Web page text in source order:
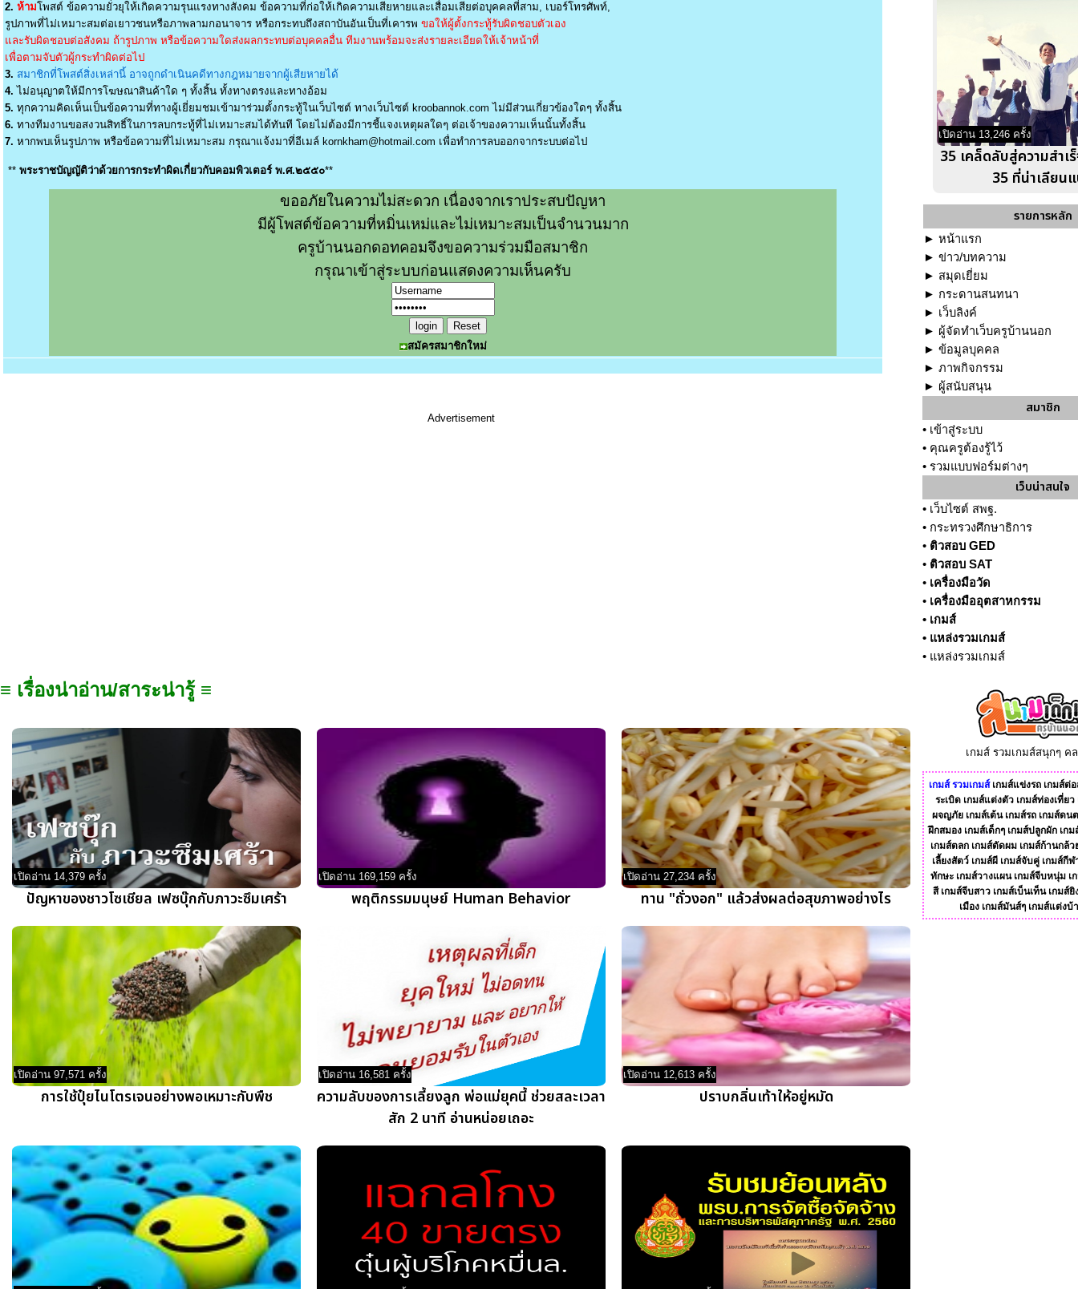
2. ห้ามโพสต์ ข้อความยั่วยุให้เกิดความรุนแรงทางสังคม ข้อความที่ก่อให้เกิดความเสียหายและเสื่อมเสียต่อบุคคลที่สาม, เบอร์โทรศัพท์,
รูปภาพที่ไม่เหมาะสมต่อเยาวชนหรือภาพลามกอนาจาร หรือกระทบถึงสถาบันอันเป็นที่เคารพ ขอให้ผู้ตั้งกระทู้รับผิดชอบตัวเอง
และรับผิดชอบต่อสังคม ถ้ารูปภาพ หรือข้อความใดส่งผลกระทบต่อบุคคลอื่น ทีมงานพร้อมจะส่งรายละเอียดให้เจ้าหน้าที่
เพื่อตามจับตัวผู้กระทำผิดต่อไป
3. สมาชิกที่โพสต์สิ่งเหล่านี้ อาจถูกดำเนินคดีทางกฎหมายจากผู้เสียหายได้
4. ไม่อนุญาตให้มีการโฆษณาสินค้าใด ๆ ทั้งสิ้น ทั้งทางตรงและทางอ้อม
5. ทุกความคิดเห็นเป็นข้อความที่ทางผู้เยี่ยมชมเข้ามาร่วมตั้งกระทู้ในเว็บไซต์ ทางเว็บไซต์ kroobannok.com ไม่มีส่วนเกี่ยวข้องใดๆ ทั้งสิ้น
6. ทางทีมงานขอสงวนสิทธิ์ในการลบกระทู้ที่ไม่เหมาะสมได้ทันที โดยไม่ต้องมีการชี้แจงเหตุผลใดๆ ต่อเจ้าของความเห็นนั้นทั้งสิ้น
7. หากพบเห็นรูปภาพ หรือข้อความที่ไม่เหมาะสม กรุณาแจ้งมาที่อีเมล์ kornkham@hotmail.com เพื่อทำการลบออกจากระบบต่อไป
** พระราชบัญญัติว่าด้วยการกระทำผิดเกี่ยวกับคอมพิวเตอร์ พ.ศ.๒๕๕๐**
ขออภัยในความไม่สะดวก เนื่องจากเราประสบปัญหา
มีผู้โพสต์ข้อความที่หมิ่นเหม่และไม่เหมาะสมเป็นจำนวนมาก
ครูบ้านนอกดอทคอมจึงขอความร่วมมือสมาชิก
กรุณาเข้าสู่ระบบก่อนแสดงความเห็นครับ
สมัครสมาชิกใหม่
Advertisement
≡ เรื่องน่าอ่าน/สาระน่ารู้ ≡
เปิดอ่าน 14,379 ครั้ง
ปัญหาของชาวโซเชียล เฟซบุ๊กกับภาวะซึมเศร้า
เปิดอ่าน 169,159 ครั้ง
พฤติกรรมมนุษย์ Human Behavior
เปิดอ่าน 27,234 ครั้ง
ทาน "ถั่วงอก" แล้วส่งผลต่อสุขภาพอย่างไร
เปิดอ่าน 97,571 ครั้ง
การใช้ปุ๋ยไนโตรเจนอย่างพอเหมาะกับพืช
เปิดอ่าน 16,581 ครั้ง
ความลับของการเลี้ยงลูก พ่อแม่ยุคนี้ ช่วยสละเวลา
สัก 2 นาที อ่านหน่อยเถอะ
เปิดอ่าน 12,613 ครั้ง
ปราบกลิ่นเท้าให้อยู่หมัด
เปิดอ่าน 13,246 ครั้ง
35 เคล็ดลับสู่ความสำเ
35 ที่น่าเลียน
รายการหลัก
► หน้าแรก
► ข่าว/บทความ
► สมุดเยี่ยม
► กระดานสนทนา
► เว็บลิงค์
► ผู้จัดทำเว็บครูบ้านนอก
► ข้อมูลบุคคล
► ภาพกิจกรรม
► ผู้สนับสนุน
สมาชิก
• เข้าสู่ระบบ
• คุณครูต้องรู้ไว้
• รวมแบบฟอร์มต่างๆ
เว็บน่าสนใจ
• เว็บไซต์ สพฐ.
• กระทรวงศึกษาธิการ
• ติวสอบ GED
• ติวสอบ SAT
• เครื่องมือวัด
• เครื่องมืออุตสาหกรรม
• เกมส์
• แหล่งรวมเกมส์
• แหล่งรวมเกมส์
เกมส์ รวมเกมส์สนุกๆ ค
เกมส์ รวมเกมส์ เกมส์แข่งรถ เกมส์ต่อ
ระเบิด เกมส์แต่งตัว เกมส์ท่องเที่ยว
ผจญภัย เกมส์เต้น เกมส์รถ เกมส์ดน
ฝึกสมอง เกมส์เด็กๆ เกมส์ปลูกผัก เก
เกมส์ตลก เกมส์ตัดผม เกมส์ก้านกล้ว
เลี้ยงสัตว์ เกมส์ผี เกมส์จับคู่ เกมส์กีฬ
ทักษะ เกมส์วางแผน เกมส์จีบหนุ่ม เ
สี เกมส์จีบสาว เกมส์เบ็นเท็น เกมส์ยิ
เมือง เกมส์มันส์ๆ เกมส์แต่งบ้